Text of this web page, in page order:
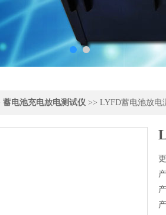
蓄电池充电放电测试仪 >> LYFD蓄电池放电